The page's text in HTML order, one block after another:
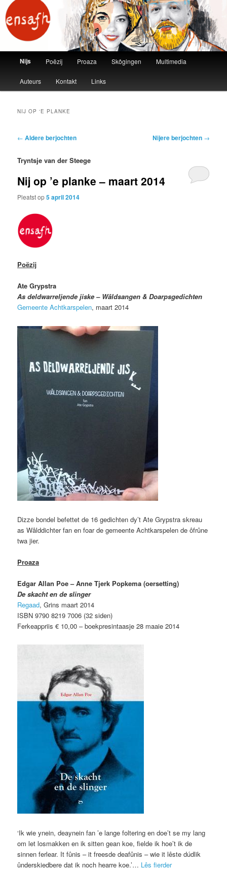
ensafh
Main menu
Skip to primary content
Skip to secondary content
Nijs Poëzij Proaza Skôgingen Multimedia
Auteurs Kontakt Links
NIJ OP ‘E PLANKE
Post navigation
← Aldere berjochten Nijere berjochten →
Tryntsje van der Steege
Nij op ’e planke – maart 2014
Pleatst op5 april 2014
Poëzij
Ate Grypstra
As deldwarreljende jiske – Wâldsangen & Doarpsgedichten
Gemeente Achtkarspelen, maart 2014
Dizze bondel befettet de 16 gedichten dy’t Ate Grypstra skreau
as Wâlddichter fan en foar de gemeente Achtkarspelen de ôfrûne
twa jier.
Proaza
Edgar Allan Poe – Anne Tjerk Popkema (oersetting)
De skacht en de slinger
Regaad, Grins maart 2014
ISBN 9790 8219 7006 (32 siden)
Ferkeappriis € 10,00 – boekpresintaasje 28 maaie 2014
‘Ik wie ynein, deaynein fan ’e lange foltering en doe’t se my lang
om let losmakken en ik sitten gean koe, fielde ik hoe’t ik de
sinnen ferlear. It fûnis – it freesde deafûnis – wie it lêste dúdlik
ûnderskiedbere dat ik noch hearre koe.’… Lês fierder